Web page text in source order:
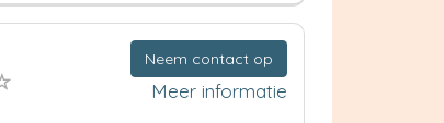
Neem contact op
Meer informatie